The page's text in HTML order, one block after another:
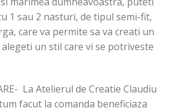
1 sau 2 nasturi, de tipul semi-fit,
care va permite sa va creati un
un stil care vi se potriveste
La Atelierul de Creatie Claudiu
facut la comanda beneficiaza